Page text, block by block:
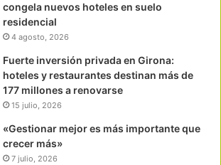
congela nuevos hoteles en suelo
residencial
4 agosto, 2026
Fuerte inversión privada en Girona:
hoteles y restaurantes destinan más de
177 millones a renovarse
15 julio, 2026
«Gestionar mejor es más importante que
crecer más»
7 julio, 2026